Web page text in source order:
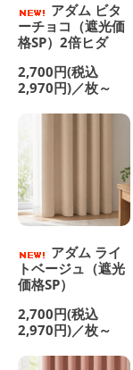
アダム ビタ
ーチョコ（遮光価
格SP）2倍ヒダ
2,700円(税込
2,970円)／枚～
アダム ライ
トベージュ（遮光
価格SP）
2,700円(税込
2,970円)／枚～